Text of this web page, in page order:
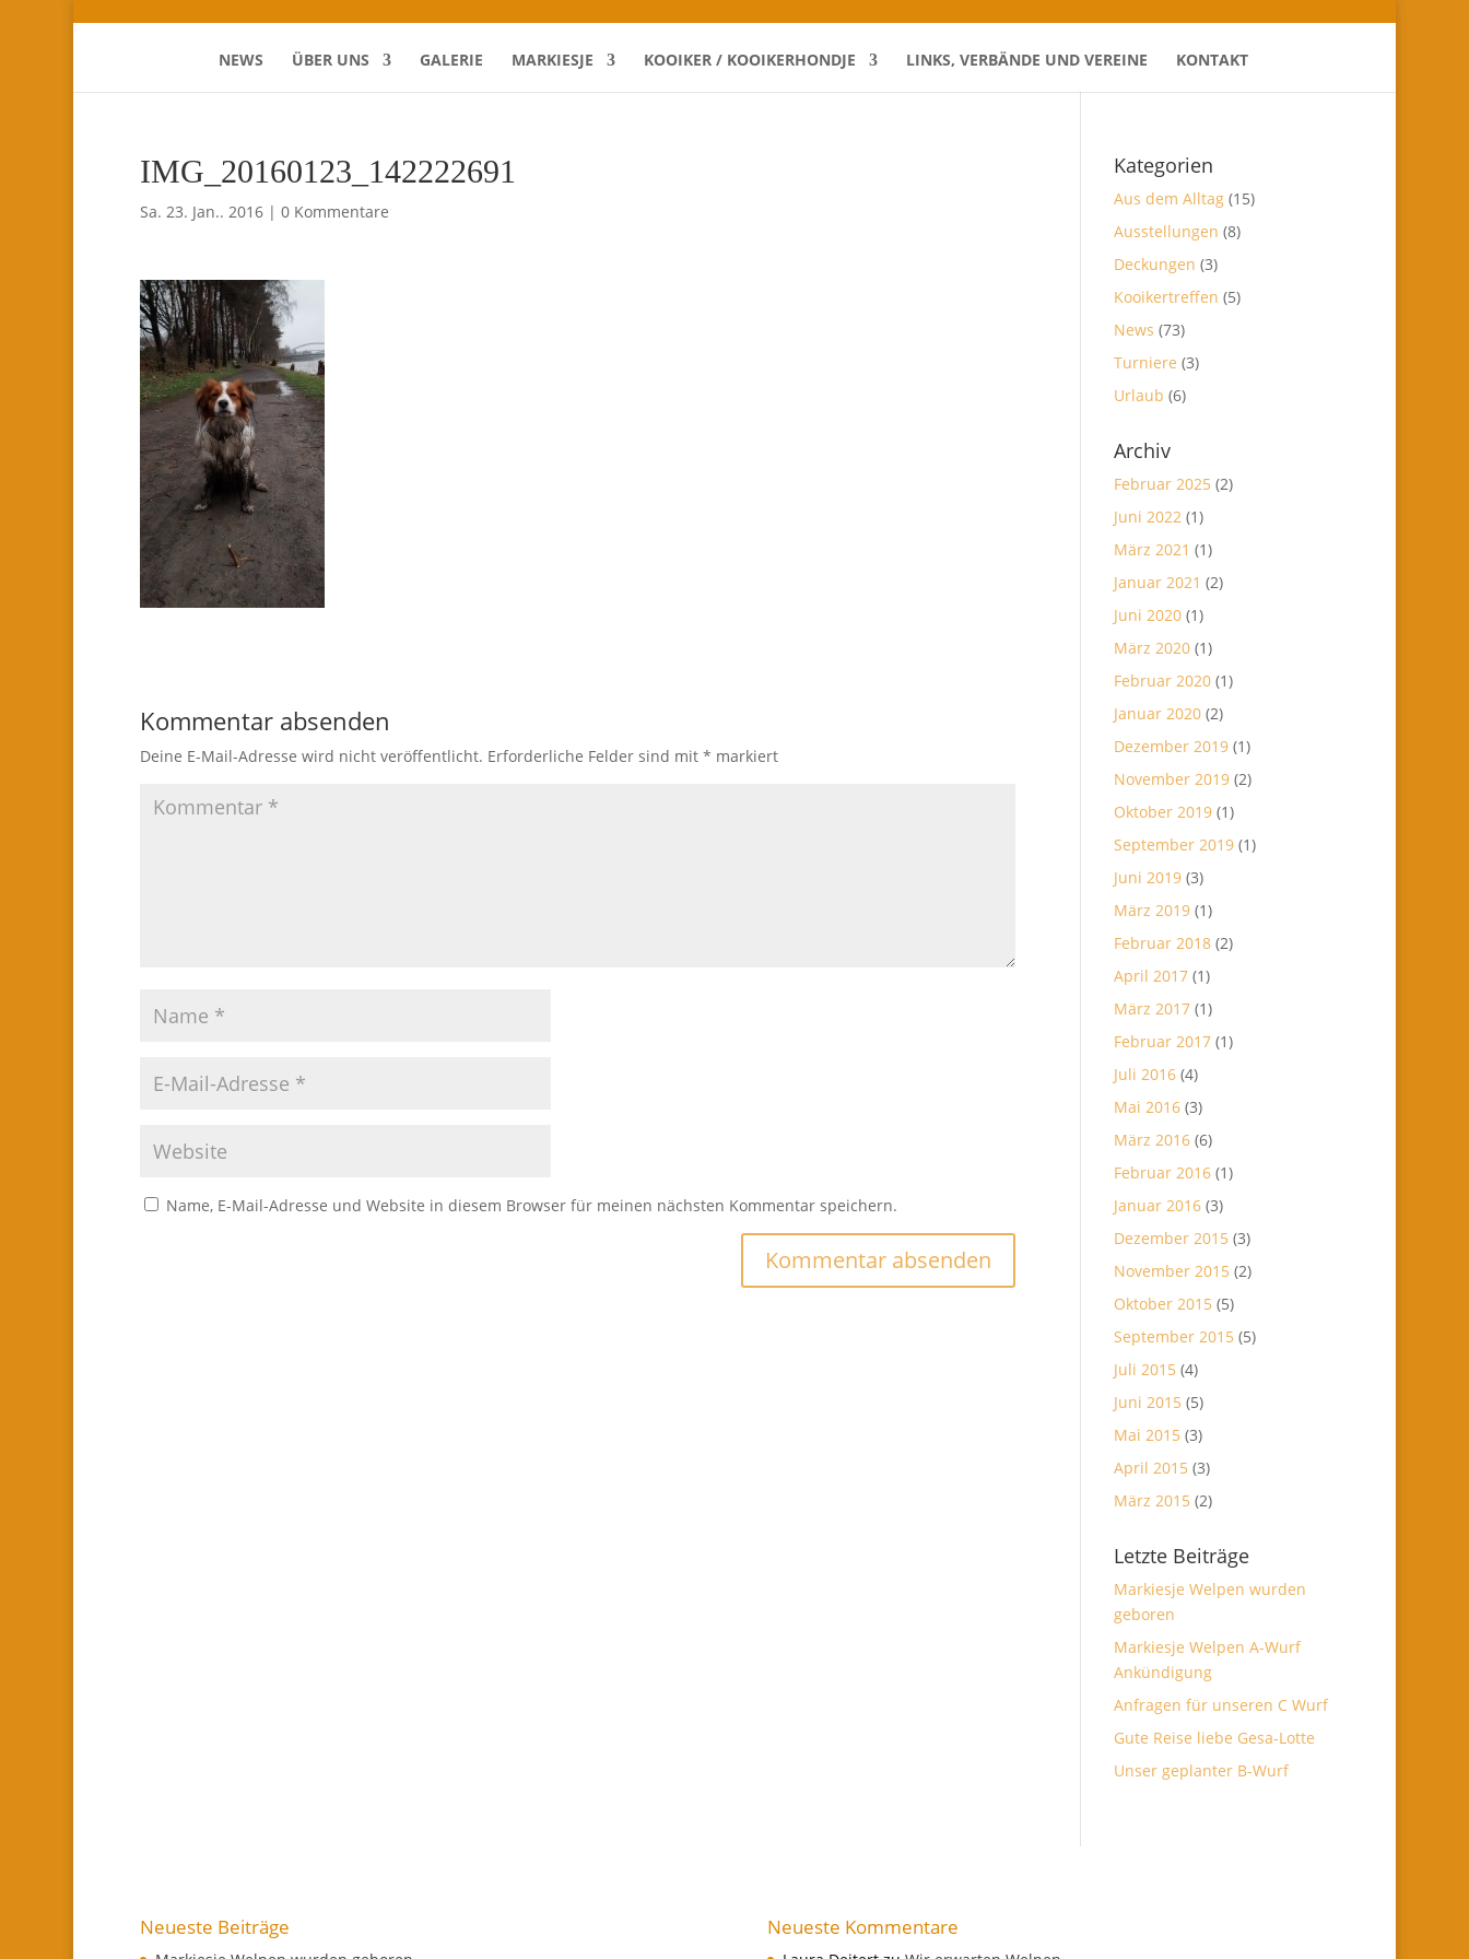
NEWS ÜBER UNS GALERIE MARKIESJE KOOIKER / KOOIKERHONDJE LINKS, VERBÄNDE UND VEREINE KONTAKT
IMG_20160123_142222691
Sa. 23. Jan.. 2016| 0 Kommentare
Kommentar absenden
Deine E-Mail-Adresse wird nicht veröffentlicht. Erforderliche Felder sind mit * markiert
Name, E-Mail-Adresse und Website in diesem Browser für meinen nächsten Kommentar speichern.
Kategorien
Aus dem Alltag (15)
Ausstellungen (8)
Deckungen (3)
Kooikertreffen (5)
News (73)
Turniere (3)
Urlaub (6)
Archiv
Februar 2025 (2)
Juni 2022 (1)
März 2021 (1)
Januar 2021 (2)
Juni 2020 (1)
März 2020 (1)
Februar 2020 (1)
Januar 2020 (2)
Dezember 2019 (1)
November 2019 (2)
Oktober 2019 (1)
September 2019 (1)
Juni 2019 (3)
März 2019 (1)
Februar 2018 (2)
April 2017 (1)
März 2017 (1)
Februar 2017 (1)
Juli 2016 (4)
Mai 2016 (3)
März 2016 (6)
Februar 2016 (1)
Januar 2016 (3)
Dezember 2015 (3)
November 2015 (2)
Oktober 2015 (5)
September 2015 (5)
Juli 2015 (4)
Juni 2015 (5)
Mai 2015 (3)
April 2015 (3)
März 2015 (2)
Letzte Beiträge
Markiesje Welpen wurden
geboren
Markiesje Welpen A-Wurf
Ankündigung
Anfragen für unseren C Wurf
Gute Reise liebe Gesa-Lotte
Unser geplanter B-Wurf
Neueste Beiträge Neueste Kommentare